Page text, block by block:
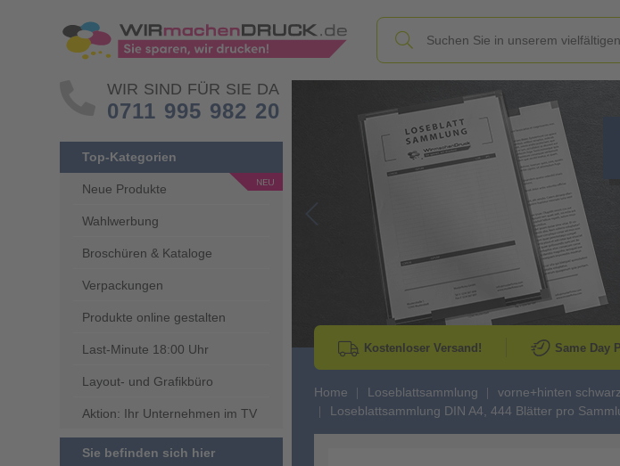
WIR SIND FÜR SIE DA
0711 995 982 20
Top-Kategorien
Neue Produkte
Wahlwerbung
Broschüren & Kataloge
Verpackungen
Produkte online gestalten
Last-Minute 18:00 Uhr
Layout- und Grafikbüro
Aktion: Ihr Unternehmen im TV
Sie befinden sich hier
Go to Previous Slide
Kostenloser Versand! Same Day
Home Loseblattsammlung vorne+hinten
Loseblattsammlung DIN A4, 444 Blätter pro